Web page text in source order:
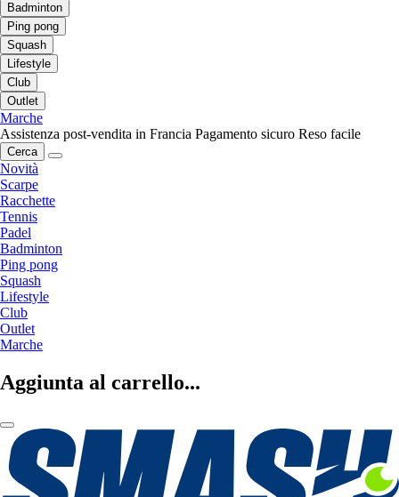
Badminton
Ping pong
Squash
Lifestyle
Club
Outlet
Marche
Assistenza post-vendita in Francia Pagamento sicuro Reso facile
Cerca
Novità
Scarpe
Racchette
Tennis
Padel
Badminton
Ping pong
Squash
Lifestyle
Club
Outlet
Marche
Aggiunta al carrello...